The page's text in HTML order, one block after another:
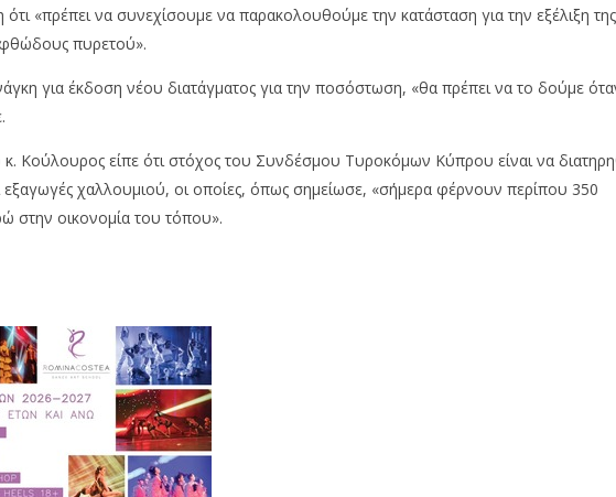
«πρέπει να συνεχίσουμε να παρακολουθούμε την κατάσταση για την εξέλιξη της
πυρετού».
για έκδοση νέου διατάγματος για την ποσόστωση, «θα πρέπει να το δούμε
κ. Κούλουρος είπε ότι στόχος του Συνδέσμου Τυροκόμων Κύπρου είναι να
εξαγωγές χαλλουμιού, οι οποίες, όπως σημείωσε, «σήμερα φέρνουν περίπου 350
στην οικονομία του τόπου».